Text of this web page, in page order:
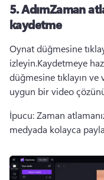
5. AdımZaman
kaydetme
Oynat düğmesine
izleyin.Kaydetmeye
düğmesine tıklayın
uygun bir video
İpucu: Zaman
medyada kolayca